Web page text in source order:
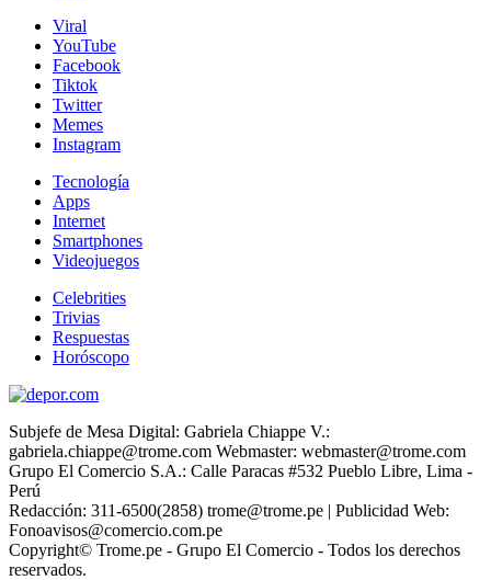
Viral
YouTube
Facebook
Tiktok
Twitter
Memes
Instagram
Tecnología
Apps
Internet
Smartphones
Videojuegos
Celebrities
Trivias
Respuestas
Horóscopo
Subjefe de Mesa Digital: Gabriela Chiappe V.:
gabriela.chiappe@trome.com Webmaster: webmaster@trome.com
Grupo El Comercio S.A.: Calle Paracas #532 Pueblo Libre, Lima -
Perú
Redacción: 311-6500(2858) trome@trome.pe | Publicidad Web:
Fonoavisos@comercio.com.pe
Copyright© Trome.pe - Grupo El Comercio - Todos los derechos
reservados.